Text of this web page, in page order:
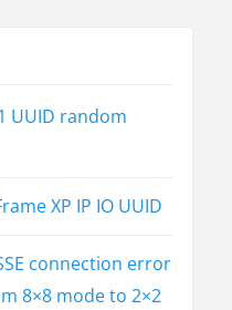
UUID random
XP IP IO UUID
connection error
8×8 mode to 2×2